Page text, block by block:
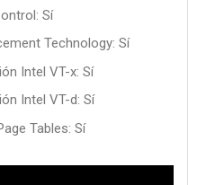
Sí
Technology: Sí
Intel VT-x: Sí
Intel VT-d: Sí
Tables: Sí